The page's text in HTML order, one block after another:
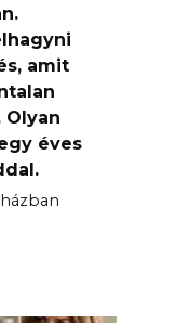
amit
éves